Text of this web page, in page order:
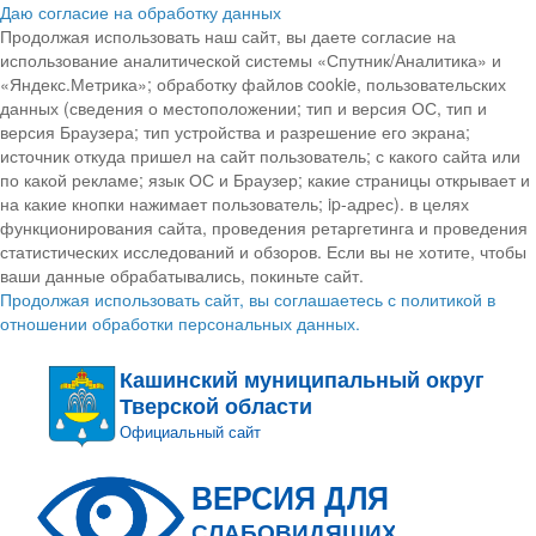
Даю согласие на обработку данных
Продолжая использовать наш сайт, вы даете согласие на
использование аналитической системы «Спутник/Аналитика» и
«Яндекс.Метрика»; обработку файлов cookie, пользовательских
данных (сведения о местоположении; тип и версия ОС, тип и
версия Браузера; тип устройства и разрешение его экрана;
источник откуда пришел на сайт пользователь; с какого сайта или
по какой рекламе; язык ОС и Браузер; какие страницы открывает и
на какие кнопки нажимает пользователь; ip-адрес). в целях
функционирования сайта, проведения ретаргетинга и проведения
статистических исследований и обзоров. Если вы не хотите, чтобы
ваши данные обрабатывались, покиньте сайт.
Продолжая использовать сайт, вы соглашаетесь с политикой в
отношении обработки персональных данных.